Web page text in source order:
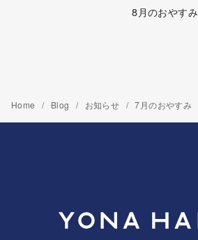
8月のおやすみ
Home Blog お知らせ 7月のおやすみ